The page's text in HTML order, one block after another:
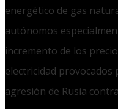
energético de gas
autónomos
incremento de los
electricidad provocados
agresión de Rusia